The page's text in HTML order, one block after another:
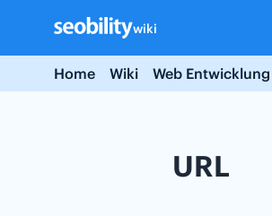
content
wiki
Home Wiki Web Entwicklung
URL